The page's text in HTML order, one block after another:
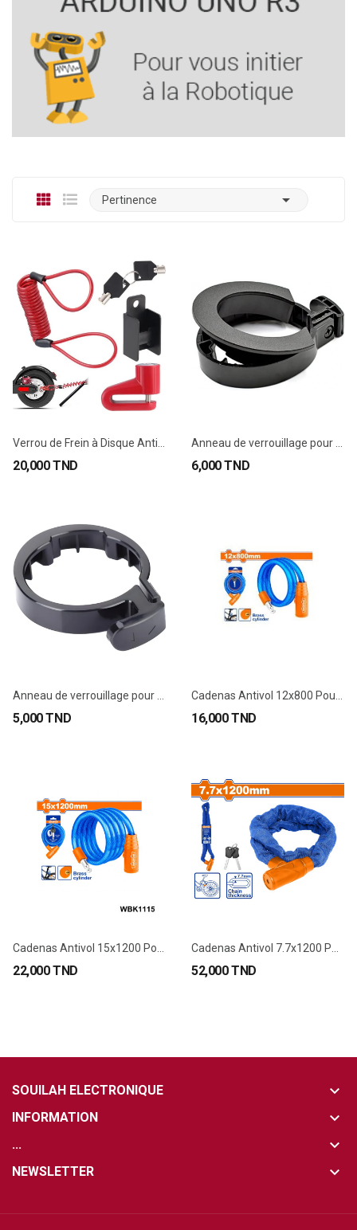
Pertinence 
20,000 TND 6,000 TND
5,000 TND 16,000 TND
22,000 TND 52,000 TND
SOUILAH ELECTRONIQUE keyboard_arrow_down
INFORMATION keyboard_arrow_down
... keyboard_arrow_down
NEWSLETTER keyboard_arrow_down